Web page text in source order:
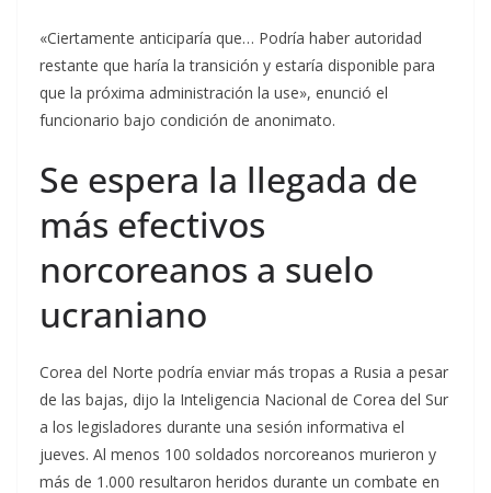
«Ciertamente anticiparía que… Podría haber autoridad
restante que haría la transición y estaría disponible para
que la próxima administración la use», enunció el
funcionario bajo condición de anonimato.
Se espera la llegada de
más efectivos
norcoreanos a suelo
ucraniano
Corea del Norte podría enviar más tropas a Rusia a pesar
de las bajas, dijo la Inteligencia Nacional de Corea del Sur
a los legisladores durante una sesión informativa el
jueves. Al menos 100 soldados norcoreanos murieron y
más de 1.000 resultaron heridos durante un combate en